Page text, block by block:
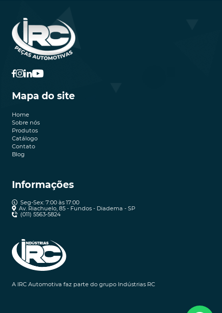
Mapa do site
Home
Sobre nós
Produtos
Catálogo
Contato
Blog
Informações
Seg-Sex: 7:00 às 17:00
Av. Riachuelo, 85 - Fundos - Diadema - SP
(011) 5563-5824
A IRC Automotiva faz parte do grupo Indústrias RC